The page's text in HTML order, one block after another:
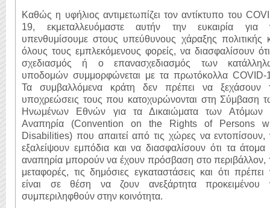
Καθώς η υφήλιος αντιμετωπίζει τον αντίκτυπο του
19, εκμεταλλευόμαστε αυτήν την ευκαιρία για
υπενθυμίσουμε στους υπεύθυνους χάραξης πολιτικής
όλους τους εμπλεκόμενους φορείς, να διασφαλίσουν
σχεδιασμός ή ο επανασχεδιασμός των
υποδομών συμμορφώνεται με τα πρωτόκολλα COVID-
Τα συμβαλλόμενα κράτη δεν πρέπει να ξεχάσουν
υποχρεώσεις τους που κατοχυρώνονται στη Σύμβαση
Ηνωμένων Εθνών για τα Δικαιώματα των Ατόμων
Αναπηρία (Convention on the Rights of Persons
Disabilities) που απαιτεί από τις χώρες να εντοπίσουν,
εξαλείψουν εμπόδια και να διασφαλίσουν ότι τα άτομα
αναπηρία μπορούν να έχουν πρόσβαση στο περιβάλλον,
μεταφορές, τις δημόσιες εγκαταστάσεις και ότι πρέπει
είναι σε θέση να ζουν ανεξάρτητα προκειμένου
συμπεριληφθούν στην κοινότητα.